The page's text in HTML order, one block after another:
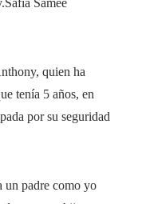
Safia Samee
quien ha
tenía 5 años, en
por su seguridad
un padre como yo